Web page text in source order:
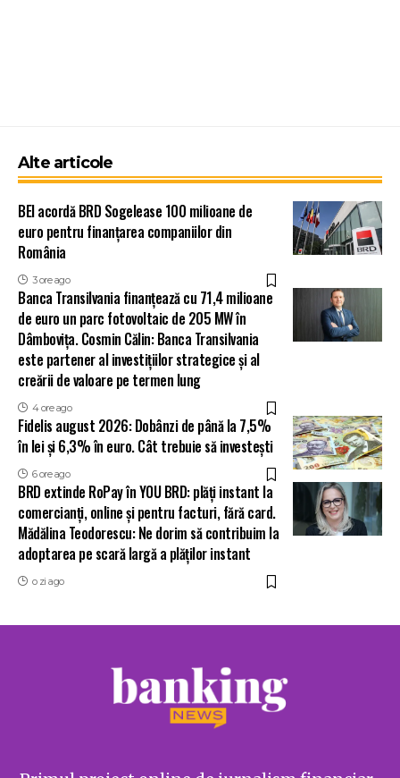
Alte articole
BEI acordă BRD Sogelease 100 milioane de
euro pentru finanțarea companiilor din
România
3 ore ago
Banca Transilvania finanțează cu 71,4 milioane
de euro un parc fotovoltaic de 205 MW în
Dâmbovița. Cosmin Călin: Banca Transilvania
este partener al investițiilor strategice și al
creării de valoare pe termen lung
4 ore ago
Fidelis august 2026: Dobânzi de până la 7,5%
în lei și 6,3% în euro. Cât trebuie să investești
6 ore ago
BRD extinde RoPay în YOU BRD: plăți instant la
comercianți, online și pentru facturi, fără card.
Mădălina Teodorescu: Ne dorim să contribuim la
adoptarea pe scară largă a plăților instant
o zi ago